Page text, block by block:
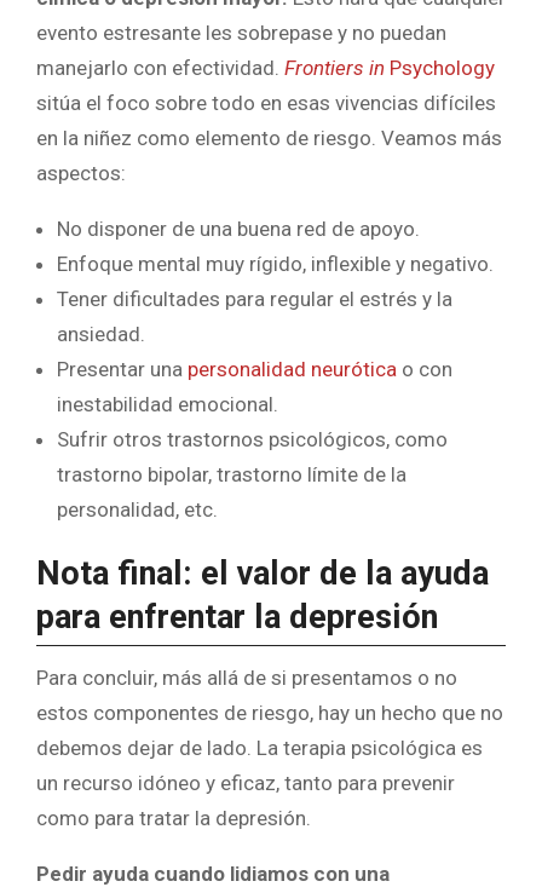
evento estresante les sobrepase y no puedan
manejarlo con efectividad. Frontiers in Psychology
sitúa el foco sobre todo en esas vivencias difíciles
en la niñez como elemento de riesgo. Veamos más
aspectos:
No disponer de una buena red de apoyo.
Enfoque mental muy rígido, inflexible y negativo.
Tener dificultades para regular el estrés y la
ansiedad.
Presentar una personalidad neurótica o con
inestabilidad emocional.
Sufrir otros trastornos psicológicos, como
trastorno bipolar, trastorno límite de la
personalidad, etc.
Nota final: el valor de la ayuda
para enfrentar la depresión
Para concluir, más allá de si presentamos o no
estos componentes de riesgo, hay un hecho que no
debemos dejar de lado. La terapia psicológica es
un recurso idóneo y eficaz, tanto para prevenir
como para tratar la depresión.
Pedir ayuda cuando lidiamos con una